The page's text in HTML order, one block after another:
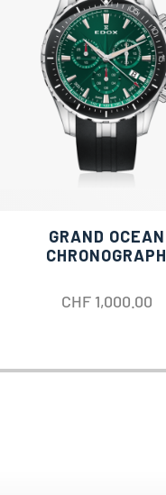
GRAND OCEAN
CHRONOGRAPH
CHF1,000.00